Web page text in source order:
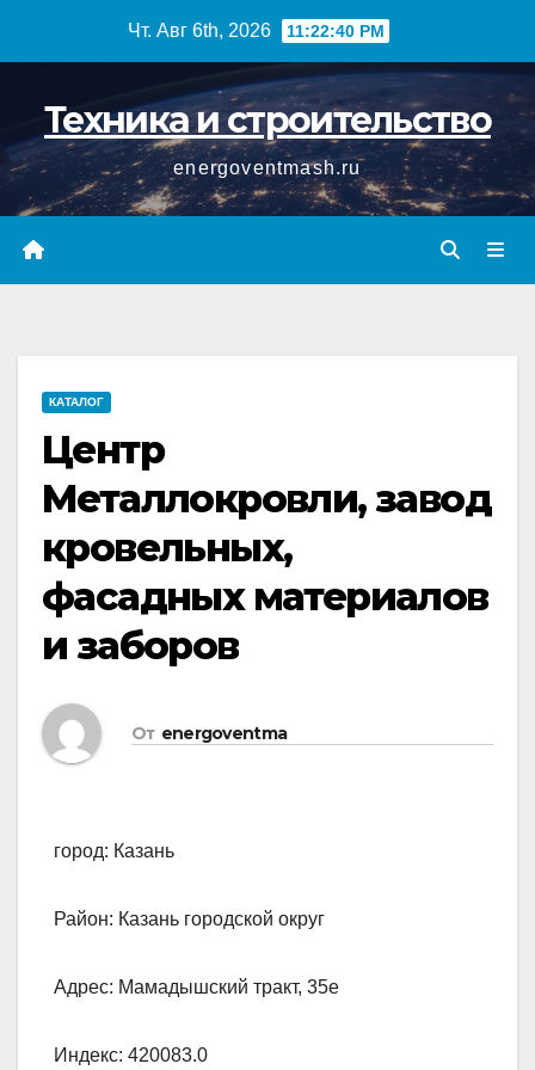
Чт. Авг 6th, 2026 11:22:41 PM
Техника и строительство
energoventmash.ru
КАТАЛОГ
Центр
Металлокровли, завод
кровельных,
фасадных материалов
и заборов
От energoventma
город: Казань
Район: Казань городской округ
Адрес: Мамадышский тракт, 35е
Индекс: 420083.0